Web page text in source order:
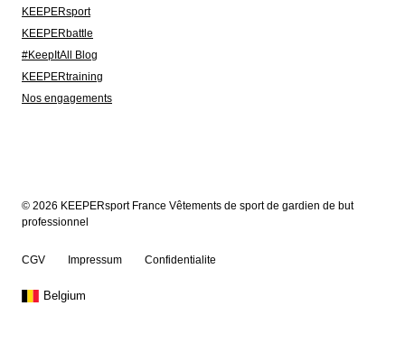
KEEPERsport
KEEPERbattle
#KeepItAll Blog
KEEPERtraining
Nos engagements
© 2026 KEEPERsport France Vêtements de sport de gardien de but
professionnel
CGV Impressum Confidentialite
Belgium